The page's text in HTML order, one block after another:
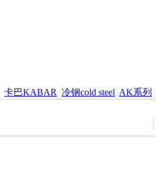
卡巴KABAR 冷钢cold steel AK系列